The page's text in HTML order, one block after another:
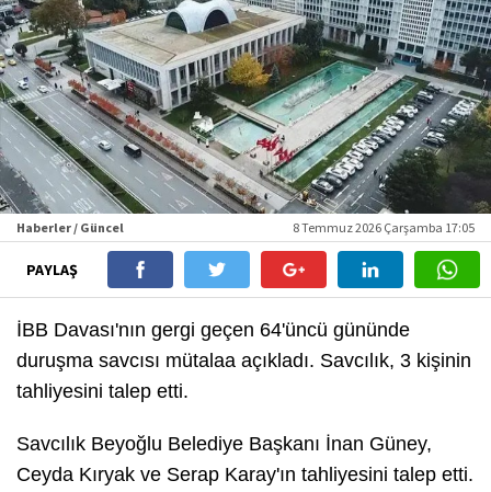
Haberler / Güncel 8 Temmuz 2026 Çarşamba 17:05
PAYLAŞ
İBB Davası'nın gergi geçen 64'üncü gününde
duruşma savcısı mütalaa açıkladı. Savcılık, 3 kişinin
tahliyesini talep etti.
Savcılık Beyoğlu Belediye Başkanı İnan Güney,
Ceyda Kıryak ve Serap Karay'ın tahliyesini talep etti.